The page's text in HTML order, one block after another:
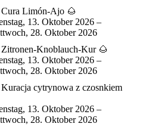
Cura Limón-Ajo 🌰
13. Oktober 2026 –
28. Oktober 2026
Zitronen-Knoblauch-Kur 🌰
13. Oktober 2026 –
28. Oktober 2026
cytrynowa z czosnkiem
13. Oktober 2026 –
28. Oktober 2026